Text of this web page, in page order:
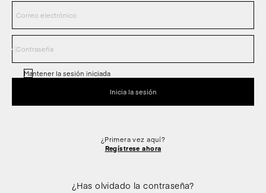
Mantener la sesión iniciada
¿Primera vez aquí?
Regístrese ahora
¿Has olvidado la contraseña?